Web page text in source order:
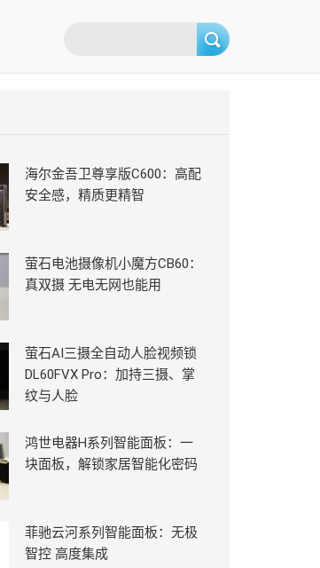
海尔金吾卫尊享版C600：高配
安全感，精质更精智
萤石电池摄像机小魔方CB60：
真双摄 无电无网也能用
萤石AI三摄全自动人脸视频锁
DL60FVX Pro：加持三摄、掌
纹与人脸
鸿世电器H系列智能面板：一
块面板，解锁家居智能化密码
菲驰云河系列智能面板：无极
智控 高度集成